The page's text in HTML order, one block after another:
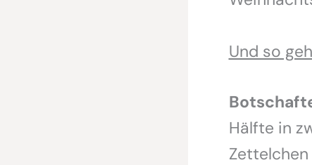
Und so
Hälfte in